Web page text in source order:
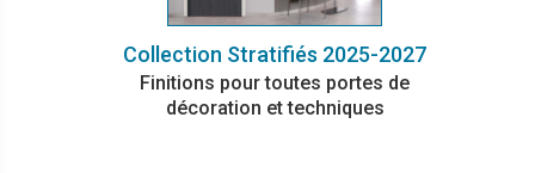
Collection Stratifiés 2025-2027
Finitions pour toutes portes de
décoration et techniques